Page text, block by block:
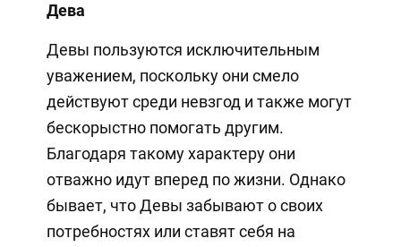
Дева
Девы пользуются исключительным
уважением, поскольку они смело
действуют среди невзгод и также могут
бескорыстно помогать другим.
Благодаря такому характеру они
отважно идут вперед по жизни. Однако
бывает, что Девы забывают о своих
потребностях или ставят себя на